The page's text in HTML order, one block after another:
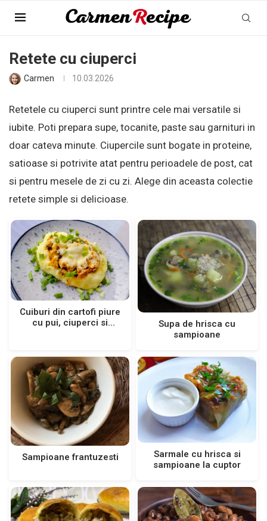
Retete cu ciuperci
Retete cu ciuperci
Carmen 10.03.2026
Retetele cu ciuperci sunt printre cele mai versatile si
iubite. Poti prepara supe, tocanite, paste sau garnituri in
doar cateva minute. Ciupercile sunt bogate in proteine,
satioase si potrivite atat pentru perioadele de post, cat
si pentru mesele de zi cu zi. Alege din aceasta colectie
retete simple si delicioase.
Cuiburi din cartofi piure
cu pui, ciuperci si
Supa de hrisca cu
sampioane
Sampioane frantuzesti
Sarmale cu hrisca si
sampioane la cuptor